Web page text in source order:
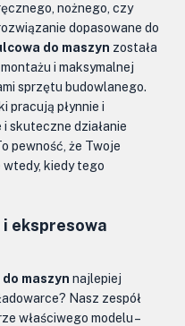
nożnego, czy
dopasowane do
do maszyn została
i maksymalnej
sprzętu budowlanego.
pracują płynnie i
skuteczne działanie
pewność, że Twoje
wtedy, kiedy tego
ekspresowa
maszyn najlepiej
Nasz zespół
właściwego modelu –